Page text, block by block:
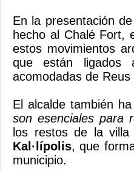
En la presentación
hecho al Chalé Fort,
estos movimientos
que están ligados
acomodadas de Reus
El alcalde también
son esenciales para
los restos de la
Kal·lípolis, que
municipio.